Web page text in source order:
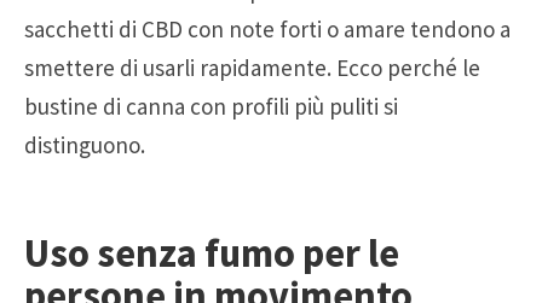
sacchetti di CBD con note forti o amare tendono a
smettere di usarli rapidamente. Ecco perché le
bustine di canna con profili più puliti si
distinguono.
Uso senza fumo per le